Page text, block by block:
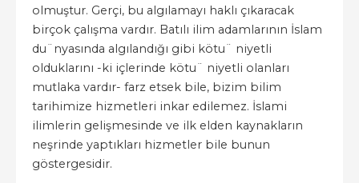
olmuştur. Gerçi, bu algılamayı haklı çıkaracak
birçok çalışma vardır. Batılı ilim adamlarının İslam
du¨nyasında algılandığı gibi kötu¨ niyetli
olduklarını -ki içlerinde kötu¨ niyetli olanları
mutlaka vardır- farz etsek bile, bizim bilim
tarihimize hizmetleri inkar edilemez. İslami
ilimlerin gelişmesinde ve ilk elden kaynakların
neşrinde yaptıkları hizmetler bile bunun
göstergesidir.